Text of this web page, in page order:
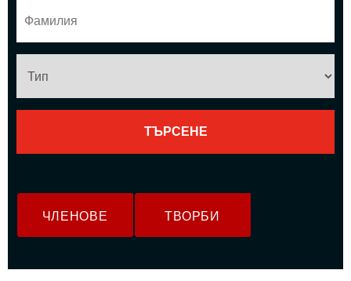
ЧЛЕНОВЕ ТВОРБИ